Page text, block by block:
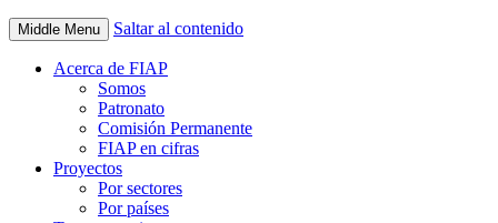
Middle Menu Saltar al contenido
Acerca de FIAP
Somos
Patronato
Comisión Permanente
FIAP en cifras
Proyectos
Por sectores
Por países